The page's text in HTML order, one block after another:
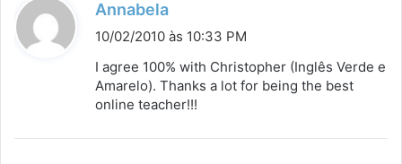
Annabela
i
s
e
10/02/2010 às 10:33 PM
I agree 100% with Christopher (Inglês Verde e
Amarelo). Thanks a lot for being the best
online teacher!!!